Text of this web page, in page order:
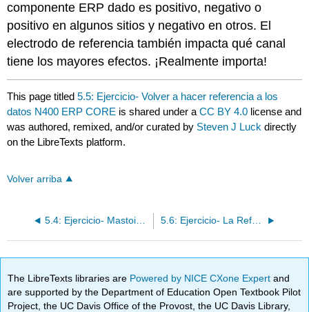
componente ERP dado es positivo, negativo o
positivo en algunos sitios y negativo en otros. El
electrodo de referencia también impacta qué canal
tiene los mayores efectos. ¡Realmente importa!
This page titled5.5: Ejercicio- Volver a hacer referencia a los
datos N400 ERP CORE is shared under aCC BY 4.0 license and
was authored, remixed, and/or curated by Steven J Luck directly
on the LibreTexts platform.
Volver arriba
5.4: Ejercicio- Mastoides Promedio como Referencia 5.6: Ejercicio- La Referencia Promedio
The LibreTexts libraries are Powered by NICE CXone Expertand
are supported by the Department of Education Open Textbook Pilot
Project, the UC Davis Office of the Provost, the UC Davis Library,